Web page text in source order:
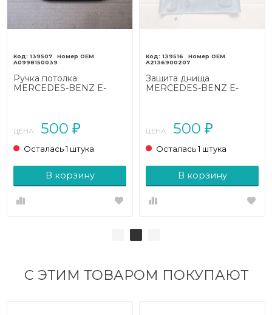
139507
A0998150039
Ручка потолка
MERCEDES-BENZ E-
ЦЕНА: 500 ₽
Осталась 1 штука
В корзину
139516
A2136900207
Защита днища
MERCEDES-BENZ E-
ЦЕНА: 500 ₽
Осталась 1 штука
В корзину
С ЭТИМ ТОВАРОМ ПОКУПАЮТ